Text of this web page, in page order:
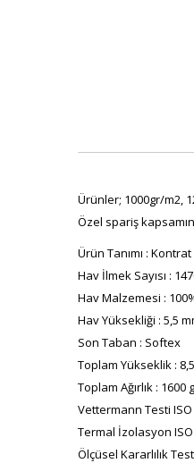
Ürünler; 1000gr/m2,
Özel spariş
Ürün Tanımı :
Hav İlmek Sayısı :
Hav Malzemesi :
Hav Yüksekliği : 5,5
Son Taban : Softex
Toplam Yükseklik :
Toplam Ağırlık : 1600
Vettermann Testi ISO
Termal İzolasyon ISO
Ölçüsel Kararlılık